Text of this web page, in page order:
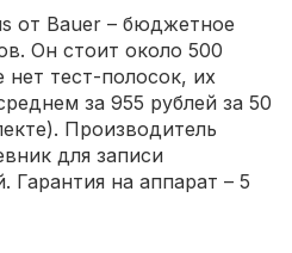
от Bauer – бюджетное
Он стоит около 500
нет тест-полосок, их
за 955 рублей за 50
Производитель
для записи
Гарантия на аппарат – 5